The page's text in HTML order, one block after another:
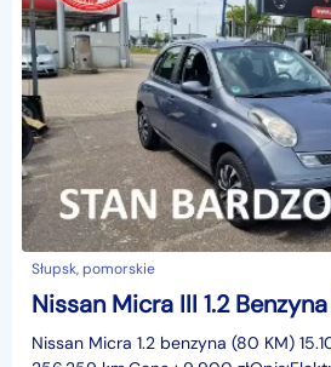
Słupsk, pomorskie
Nissan Micra 1.2 benzyna (80 KM)